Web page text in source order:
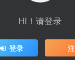
HI！请登录
登录